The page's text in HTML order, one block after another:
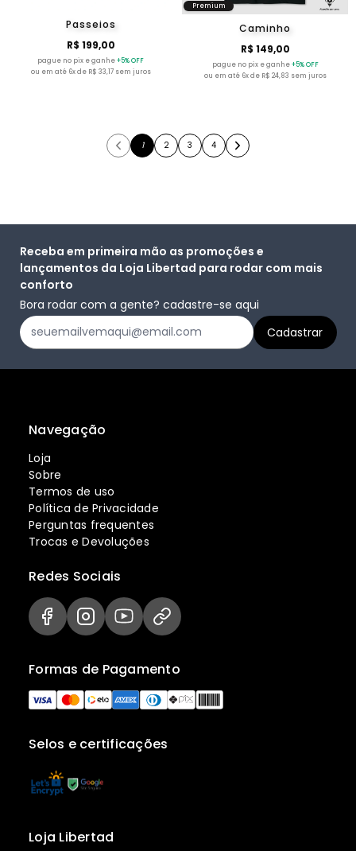
Passeios
R$ 199,00
pague no pix e ganhe+5% OFF
ou em até 6x de R$ 33,17 sem juros
Premium
Caminho
R$ 149,00
pague no pix e ganhe+5% OFF
ou em até 6x de R$ 24,83 sem juros
1 2 3 4
Receba em primeira mão as promoções e
lançamentos da Loja Libertad para rodar com mais
conforto
Bora rodar com a gente? cadastre-se aqui
Navegação
Loja
Sobre
Termos de uso
Política de Privacidade
Perguntas frequentes
Trocas e Devoluções
Selos e certificações
Formas de Pagamento
Redes Sociais
Loja Libertad